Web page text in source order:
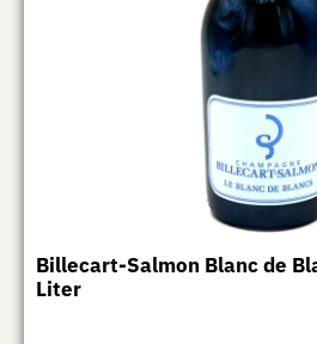
Billecart-Salmon Blanc de
Liter